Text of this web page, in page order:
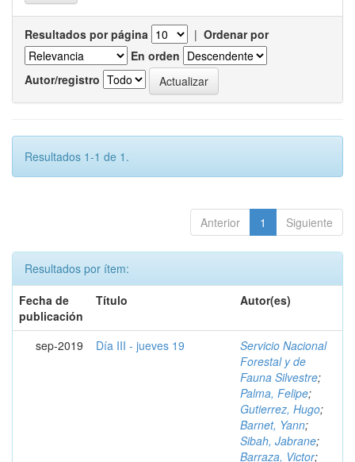
Resultados por página | Ordenar por
En orden
Autor/registro
Resultados 1-1 de 1.
Anterior 1 Siguiente
Resultados por ítem:
Fecha de
publicación
Título Autor(es)
sep-2019 Día III - jueves 19
Servicio Nacional
Forestal y de
Fauna Silvestre;
Palma, Felipe;
Gutierrez, Hugo;
Barnet, Yann;
Sibah, Jabrane;
Barraza, Victor;